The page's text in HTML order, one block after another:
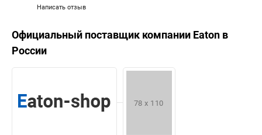
Написать отзыв
Официальный поставщик компании Eaton в
России